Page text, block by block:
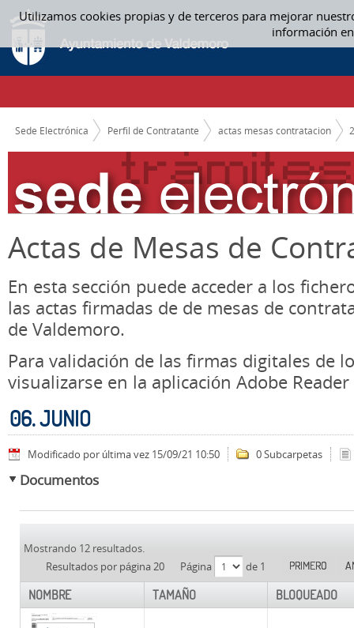
Utilizamos cookies propias y de terceros para mejorar
información
Saltar al contenido
06. JUNIO - ACTAS MESAS CONTRATACION
CAMINO DE MIGAS
Sede Electrónica Perfil de Contratante actas mesas contratacion
Actas de Mesas de
En esta sección puede acceder a los
las actas firmadas de de mesas de
de Valdemoro.
Para validación de las firmas digitales de
visualizarse en la aplicación Adobe Reader
06. JUNIO
Modificado por última vez 15/09/21 10:50 0 Subcarpetas
Documentos
Mostrando 12 resultados.
Resultados por página 20
Página de 1 PRIMERO
NOMBRE TAMAÑO BLOQUEADO